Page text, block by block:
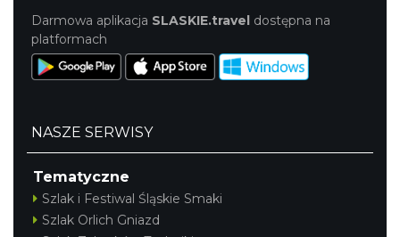
Darmowa aplikacja SLASKIE.travel dostępna na
platformach
NASZE SERWISY
Tematyczne
Szlak i Festiwal Śląskie Smaki
Szlak Orlich Gniazd